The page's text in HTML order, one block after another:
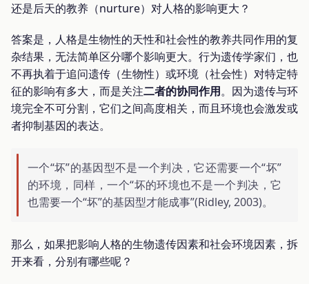
还是后天的教养（nurture）对人格的影响更大？
答案是，人格是生物性的天性和社会性的教养共同作用的复
杂结果，无法简单区分哪个影响更大。行为遗传学家们，也
不再执着于追问遗传（生物性）或环境（社会性）对特定特
征的影响有多大，而是关注二者的协同作用。因为遗传与环
境完全不可分割，它们之间高度相关，而且环境也会激发或
者抑制基因的表达。
一个“坏”的基因型不是一个判决，它还需要一个“坏”
的环境，同样，一个“坏的环境也不是一个判决，它
也需要一个“坏”的基因型才能成事”(Ridley, 2003)。
那么，如果把影响人格的生物遗传因素和社会环境因素，拆
开来看，分别有哪些呢？